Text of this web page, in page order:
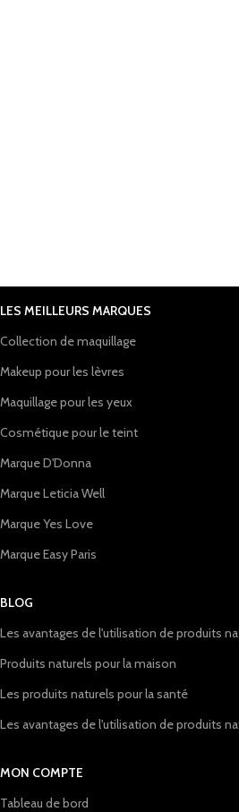
LES MEILLEURS MARQUES
Collection de maquillage
Makeup pour les lèvres
Maquillage pour les yeux
Cosmétique pour le teint
Marque D'Donna
Marque Leticia Well
Marque Yes Love
Marque Easy Paris
BLOG
Les avantages de l'utilisation de produits
Produits naturels pour la maison
Les produits naturels pour la santé
Les avantages de l'utilisation de produits
MON COMPTE
Tableau de bord